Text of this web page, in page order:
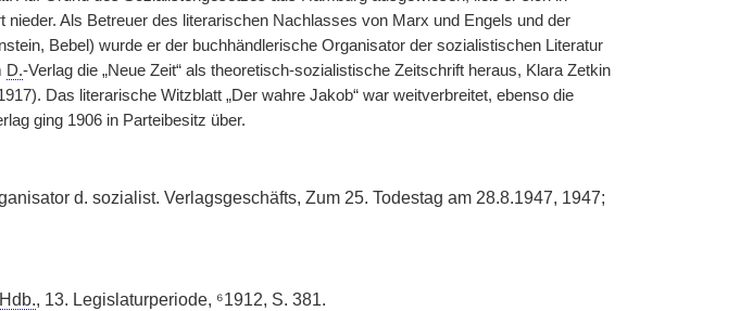
nieder. Als Betreuer des literarischen Nachlasses von Marx und Engels und der
Bebel) wurde er der buchhändlerische Organisator der sozialistischen Literatur
D.-Verlag die „Neue Zeit“ als theoretisch-sozialistische Zeitschrift heraus, Klara Zetkin
Das literarische Witzblatt „Der wahre Jakob“ war weitverbreitet, ebenso die
ging 1906 in Parteibesitz über.
d. sozialist. Verlagsgeschäfts, Zum 25. Todestag am 28.8.1947, 1947;
Hdb., 13. Legislaturperiode, ⁶1912, S. 381.